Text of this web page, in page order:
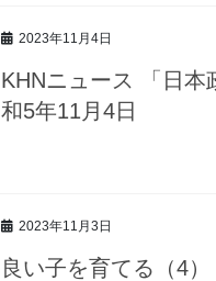
2023年11月4日
KHNニュース 「日
和5年11月4日
2023年11月3日
良い子を育てる（4